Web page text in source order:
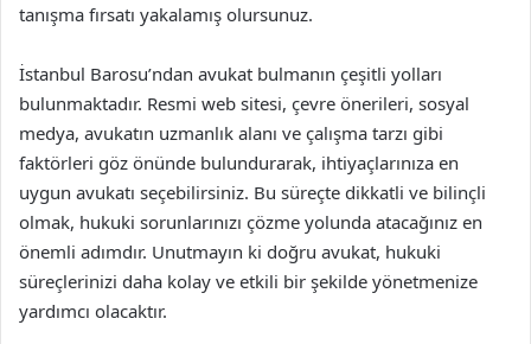
tanışma fırsatı yakalamış olursunuz.
İstanbul Barosu’ndan avukat bulmanın çeşitli yolları
bulunmaktadır. Resmi web sitesi, çevre önerileri, sosyal
medya, avukatın uzmanlık alanı ve çalışma tarzı gibi
faktörleri göz önünde bulundurarak, ihtiyaçlarınıza en
uygun avukatı seçebilirsiniz. Bu süreçte dikkatli ve bilinçli
olmak, hukuki sorunlarınızı çözme yolunda atacağınız en
önemli adımdır. Unutmayın ki doğru avukat, hukuki
süreçlerinizi daha kolay ve etkili bir şekilde yönetmenize
yardımcı olacaktır.